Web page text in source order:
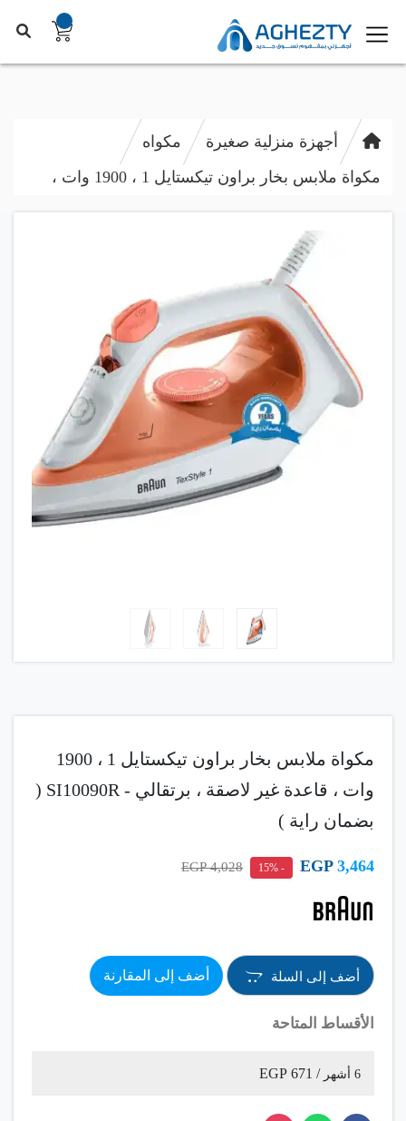
أجهزة منزلية صغيرة
مكواه
مكواة ملابس بخار براون تيكستايل 1 ، 1900 وات ،
مكواة ملابس بخار براون تيكستايل 1 ، 1900
وات ، قاعدة غير لاصقة ، برتقالي - SI10090R (
بضمان راية )
3,464
EGP
- 15%
4,028 EGP
أضف إلى السلة أضف إلى المقارنة
الأقساط المتاحة
6 أشهر / 671 EGP